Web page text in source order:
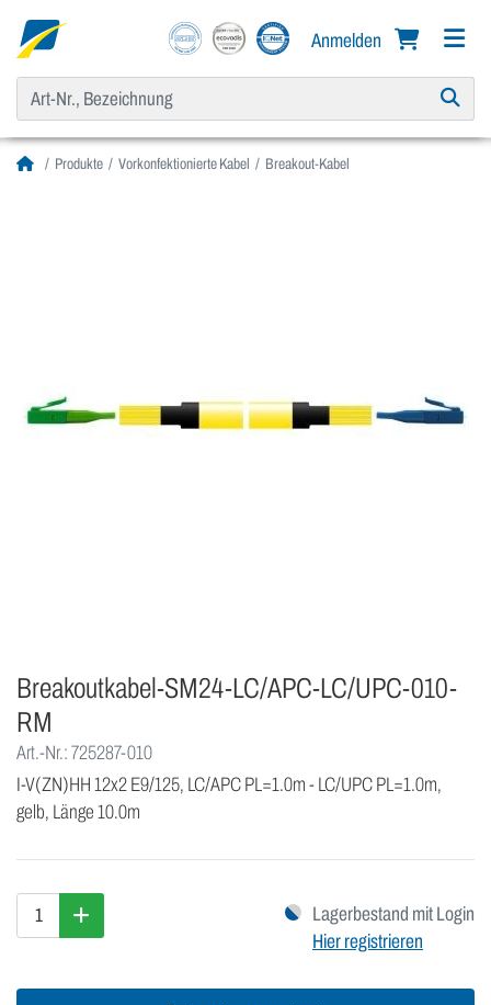
Anmelden
Produkte Vorkonfektionierte Kabel Breakout-Kabel
Breakoutkabel-SM24-LC/APC-LC/UPC-010-
RM
Art.-Nr.: 725287-010
I-V(ZN)HH 12x2 E9/125, LC/APC PL=1.0m - LC/UPC PL=1.0m,
gelb, Länge 10.0m
Lagerbestand mit Login
Hier registrieren